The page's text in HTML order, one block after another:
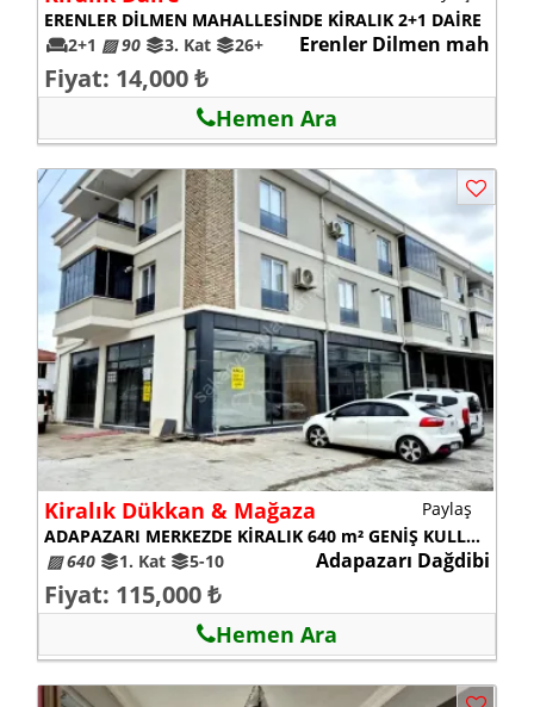
ERENLER DİLMEN MAHALLESİNDE KİRALIK 2+1 DAİRE
2+1 ▨ 90 3. Kat 26+ Erenler Dilmen mah
Fiyat: 14,000 ₺
Hemen Ara
Kiralık Dükkan & Mağaza
ADAPAZARI MERKEZDE KİRALIK 640 m² GENİŞ KULLANIMLI KÖŞE DÜKKAN
▨ 640
1. Kat 5-10 Adapazarı Dağdibi
Fiyat: 115,000 ₺
Hemen Ara
Paylaş